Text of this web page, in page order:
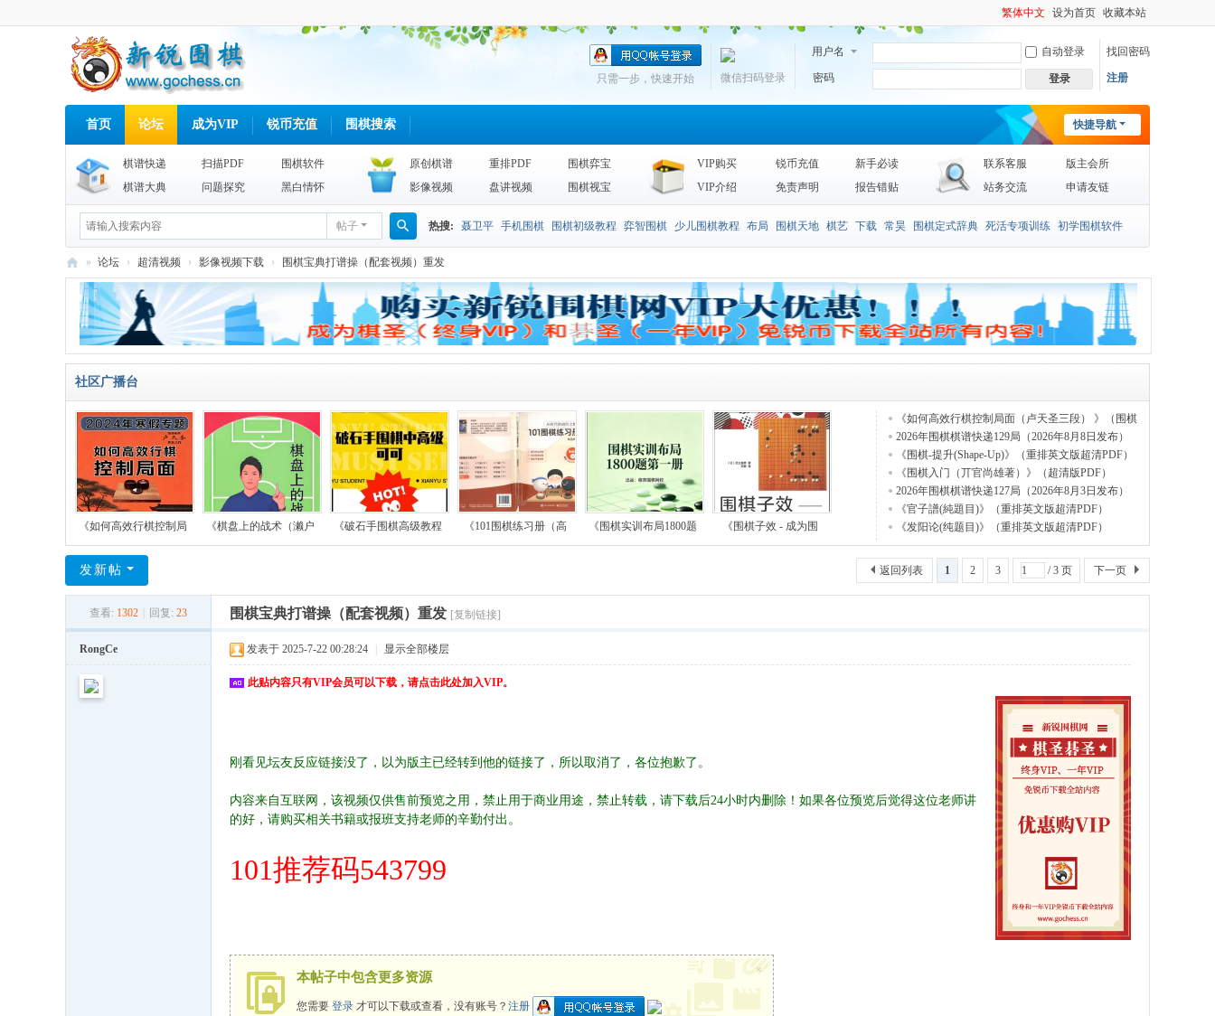
繁体中文 设为首页 收藏本站
用户名 自动登录 找回密码
密码 登录 注册
微信扫码登录
只需一步，快速开始
快捷导航
首页 论坛 成为VIP 锐币充值 围棋搜索
棋谱快递 扫描PDF
围棋软件
棋谱大典
问题探究 黑白情怀
原创棋谱 重排PDF
围棋弈宝
影像视频
盘讲视频 围棋视宝
VIP购买 锐币充值
新手必读
VIP介绍
免责声明 报告错贴
联系客服
版主会所
站务交流
申请友链
帖子
搜
索
热搜: 聂卫平 手机围棋 围棋初级教程 弈智围棋 少儿围棋教程 布局 围棋天地 棋艺 下载 常昊 围棋定式辞典 死活专项训练 初学围棋软件
围棋天地2013
棋
» 论坛 › 超清视频 › 影像视频下载 › 围棋宝典打谱操（配套视频）重发
社区广播台
《如何高效行棋控制局 《棋盘上的战术（濑户 《破石手围棋高级教程 《101围棋练习册（高 《围棋实训布局1800题 《围棋子效 - 成为围
《如何高效行棋控制局面（卢天圣三段） 》（围棋
视频1
2026年围棋棋谱快递129局（2026年8月8日发布）
《围棋-提升(Shape-Up)》（重排英文版超清PDF）
《围棋入门（丌官尚雄著）》（超清版PDF）
2026年围棋棋谱快递127局（2026年8月3日发布）
《官子譜(純題目)》（重排英文版超清PDF）
《发阳论(纯题目)》（重排英文版超清PDF）
1 2 3 / 3 页 下一页
返回列表
发新帖
查看: 1302 回复: 23 围棋宝典打谱操（配套视频）重发 [复制链接]
RongCe 发表于 2025-7-22 00:28:24 显示全部楼层
此贴内容只有VIP会员可以下载，请点击此处加入VIP。
刚看见坛友反应链接没了，以为版主已经转到他的链接了，所以取消了，各位抱歉了。
内容来自互联网，该视频仅供售前预览之用，禁止用于商业用途，禁止转载，请下载后24小时内删除！如果各位预览后觉得这位老师讲
的好，请购买相关书籍或报班支持老师的辛勤付出。
101推荐码543799
本帖子中包含更多资源
您需要 登录 才可以下载或查看，没有账号？ 注册
×